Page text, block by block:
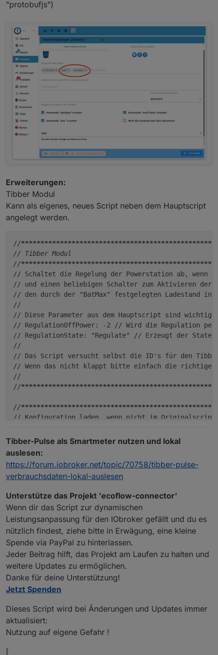
"protobufjs")
Erweiterungen:
Tibber Modul
Kann als eigenes, neues Script neben dem Hauptscript
angelegt werden.
//************************************************
// Tibber Modul
//************************************************
// Schaltet die Regelung der Powerstation ab,
// und einen beliebigen Schalter zum Aktivieren
// den durch der "BatMax" festgelegten Ladestand in
//
// Diese Parameter aus dem Hauptscript sind wichtig:
// RegulationOffPower: -2 // Wird die Regulation
// RegulationState: "Regulate" // Erzeugt der State
//
// Das Script versucht selbst die ID's für den
// Wenn das nicht klappt bitte einfach die richtigen
//
//************************************************
//************************************************
// Konfiguration laden, wenn nicht im Originalscript
var ConfigData = {
    statesPrefix: '0_userdata.0.ecoflow',
    RegulationState: "Regulate"
}
if (typeof ConfigData.email === 'undefined') {
let tempConfigData =
if (typeof tempConfigData !== 'object' &&
tempConfigData =
        }
if (typeof tempConfigData === 'object' &&
if (tempConfigData.email !== undefined)
                ConfigData = tempConfigData;
                //log("wurde geladen als object")
            }
        }
log("Konfiguration wurde nicht geladen: " +
    }
}
Tibber-Pulse als Smartmeter nutzen und lokal
auslesen:
https://forum.iobroker.net/topic/70758/tibber-pulse-
verbrauchsdaten-lokal-auslesen
Unterstütze das Projekt 'ecoflow-connector'
Wenn dir das Script zur dynamischen
Leistungsanpassung für den IObroker gefällt und du es
nützlich findest, ziehe bitte in Erwägung, eine kleine
Spende via PayPal zu hinterlassen.
Jeder Beitrag hilft, das Projekt am Laufen zu halten und
weitere Updates zu ermöglichen.
Danke für deine Unterstützung!
Jetzt Spenden
Dieses Script wird bei Änderungen und Updates immer
aktualisiert:
Nutzung auf eigene Gefahr !
[